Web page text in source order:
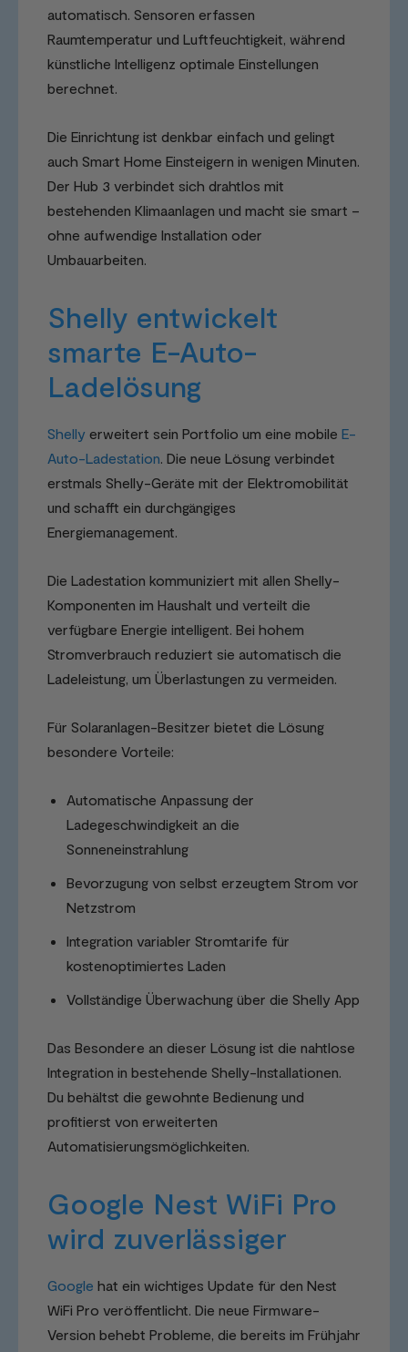
automatisch. Sensoren erfassen
Raumtemperatur und Luftfeuchtigkeit, während
künstliche Intelligenz optimale Einstellungen
berechnet.
Die Einrichtung ist denkbar einfach und gelingt
auch Smart Home Einsteigern in wenigen Minuten.
Der Hub 3 verbindet sich drahtlos mit
bestehenden Klimaanlagen und macht sie smart –
ohne aufwendige Installation oder
Umbauarbeiten.
Shelly entwickelt
smarte E-Auto-
Ladelösung
Shelly erweitert sein Portfolio um eine mobile E-
Auto-Ladestation. Die neue Lösung verbindet
erstmals Shelly-Geräte mit der Elektromobilität
und schafft ein durchgängiges
Energiemanagement.
Die Ladestation kommuniziert mit allen Shelly-
Komponenten im Haushalt und verteilt die
verfügbare Energie intelligent. Bei hohem
Stromverbrauch reduziert sie automatisch die
Ladeleistung, um Überlastungen zu vermeiden.
Für Solaranlagen-Besitzer bietet die Lösung
besondere Vorteile:
Automatische Anpassung der
Ladegeschwindigkeit an die
Sonneneinstrahlung
Bevorzugung von selbst erzeugtem Strom vor
Netzstrom
Integration variabler Stromtarife für
kostenoptimiertes Laden
Vollständige Überwachung über die Shelly App
Das Besondere an dieser Lösung ist die nahtlose
Integration in bestehende Shelly-Installationen.
Du behältst die gewohnte Bedienung und
profitierst von erweiterten
Automatisierungsmöglichkeiten.
Google Nest WiFi Pro
wird zuverlässiger
Google hat ein wichtiges Update für den Nest
WiFi Pro veröffentlicht. Die neue Firmware-
Version behebt Probleme, die bereits im Frühjahr